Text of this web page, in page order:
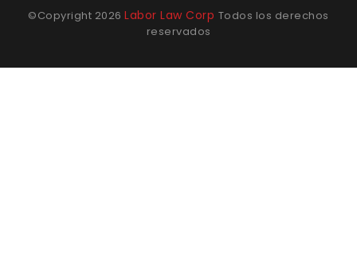
©Copyright 2026 Labor Law Corp Todos los derechos
reservados